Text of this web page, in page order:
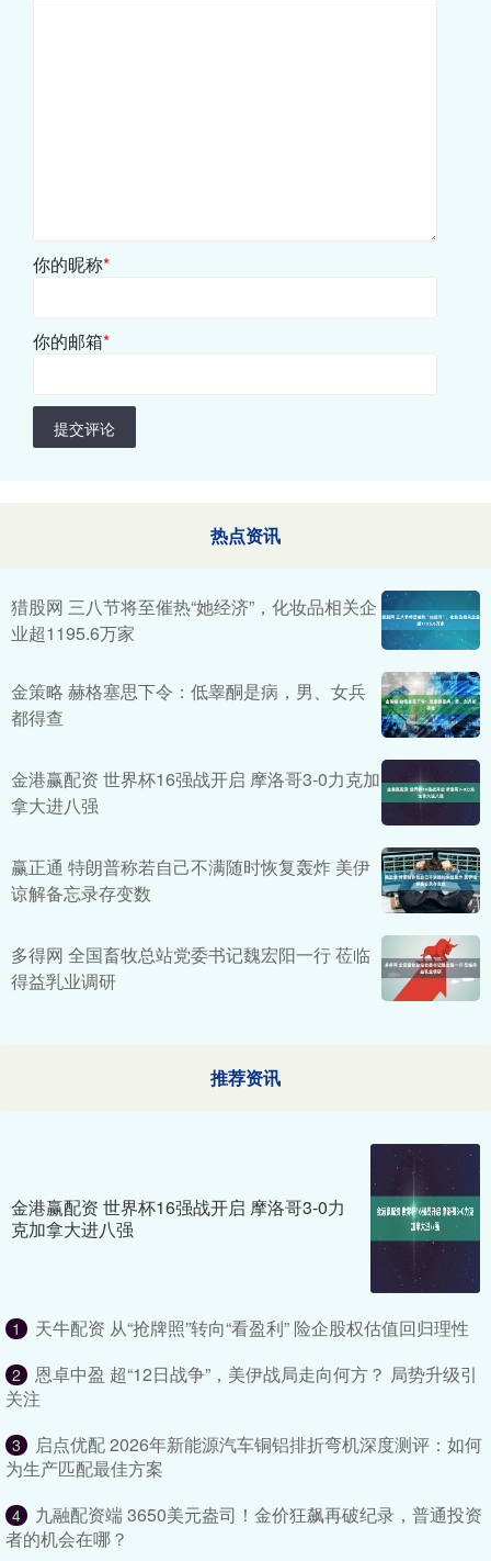
你的昵称*
你的邮箱*
提交评论
热点资讯
猎股网 三八节将至催热“她经济”，化妆品相关企
业超1195.6万家
金策略 赫格塞思下令：低睾酮是病，男、女兵
都得查
金港赢配资 世界杯16强战开启 摩洛哥3-0力克加
拿大进八强
赢正通 特朗普称若自己不满随时恢复轰炸 美伊
谅解备忘录存变数
多得网 全国畜牧总站党委书记魏宏阳一行 莅临
得益乳业调研
推荐资讯
金港赢配资 世界杯16强战开启 摩洛哥3-0力
克加拿大进八强
1 天牛配资 从“抢牌照”转向“看盈利” 险企股权估值回归理性
2
恩卓中盈 超“12日战争”，美伊战局走向何方？ 局势升级引
关注
3
启点优配 2026年新能源汽车铜铝排折弯机深度测评：如何
为生产匹配最佳方案
4
九融配资端 3650美元盎司！金价狂飙再破纪录，普通投资
者的机会在哪？